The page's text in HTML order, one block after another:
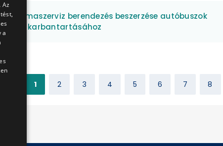
klímaszerviz berendezés beszerzése autóbuszok
karbantartásához
1 2 3 4 5 6 7 8
Az
a